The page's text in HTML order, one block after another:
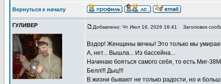
Вернуться к началу
ГУЛИВЕР Добавлено: Чт Июл 16, 2026 16:41 Заголовок
Вздор! Женщины вечны! Это только мы
А, нет... Вышла... Из бассейна...
Начинаю бояться самого себя, то есть Миг-
Белл!!! Дыц!!!
В жизни бывают не только радости, но и